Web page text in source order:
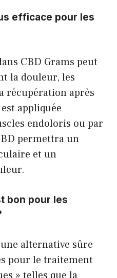
efficace pour les
CBD Grams peut
la douleur, les
récupération après
appliquée
endoloris ou par
permettra un
et un
bon pour les
alternative sûre
pour le traitement
» telles que la